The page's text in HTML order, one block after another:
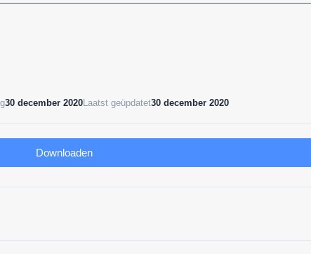
30 december 2020 Laatst geüpdatet30 december 2020
Downloaden